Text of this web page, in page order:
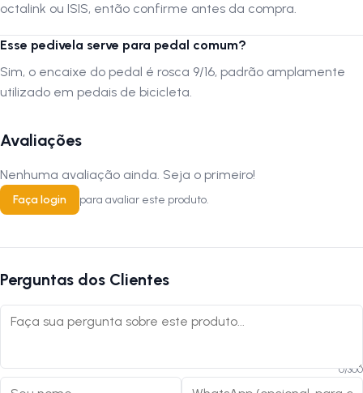
octalink ou ISIS, então confirme antes da compra.
Esse pedivela serve para pedal comum?
Sim, o encaixe do pedal é rosca 9/16, padrão amplamente
utilizado em pedais de bicicleta.
Avaliações
Nenhuma avaliação ainda. Seja o primeiro!
Faça login para avaliar este produto.
Perguntas dos Clientes
0/300